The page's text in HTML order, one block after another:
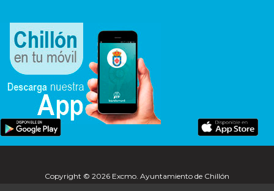
Copyright © 2026 Excmo. Ayuntamiento de Chillón